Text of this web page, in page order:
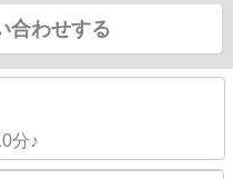
合わせする
分♪